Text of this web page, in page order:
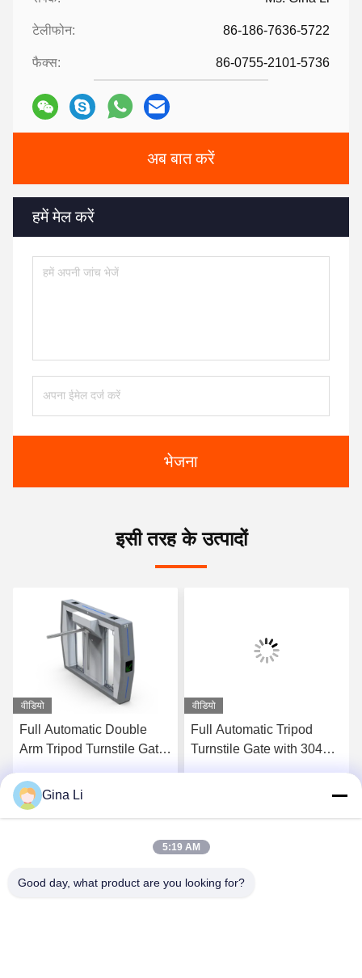
टेलीफोन: 86-186-7636-5722
फैक्स: 86-0755-2101-5736
अब बात करें
हमें मेल करें
भेजना
इसी तरह के उत्पादों
वीडियो
Full Automatic Double
Arm Tripod Turnstile Gate
Communication AC
220V/110V and 30-45
वीडियो
Full Automatic Tripod
Turnstile Gate with 304
Capacity
Gina Li
5:19 AM
Good day, what product are you looking for?